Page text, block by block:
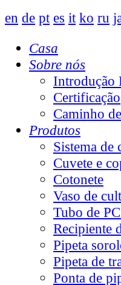
en de pt es it ko ru
Casa
Sobre nós
Certificação
Caminho
Produtos
Sistema de
Cuvete e
Cotonete
Vaso de
Tubo de
Recipiente
Pipeta
Pipeta de
Ponta de